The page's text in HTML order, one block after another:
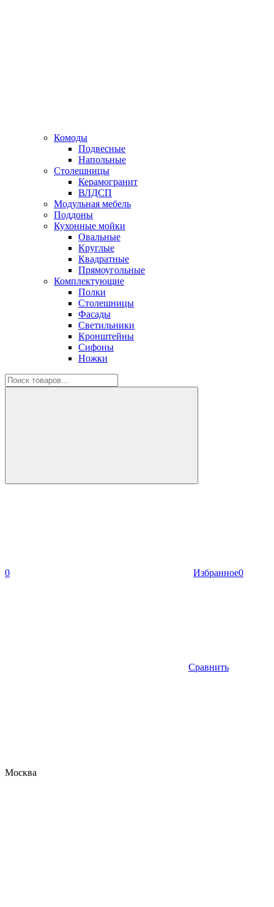
Комоды
Подвесные
Напольные
Столешницы
Керамогранит
ВЛДСП
Модульная мебель
Поддоны
Кухонные мойки
Овальные
Круглые
Квадратные
Прямоугольные
Комплектующие
Полки
Столешницы
Фасады
Светильники
Кронштейны
Сифоны
Ножки
0 Избранное0
Сравнить
Москва